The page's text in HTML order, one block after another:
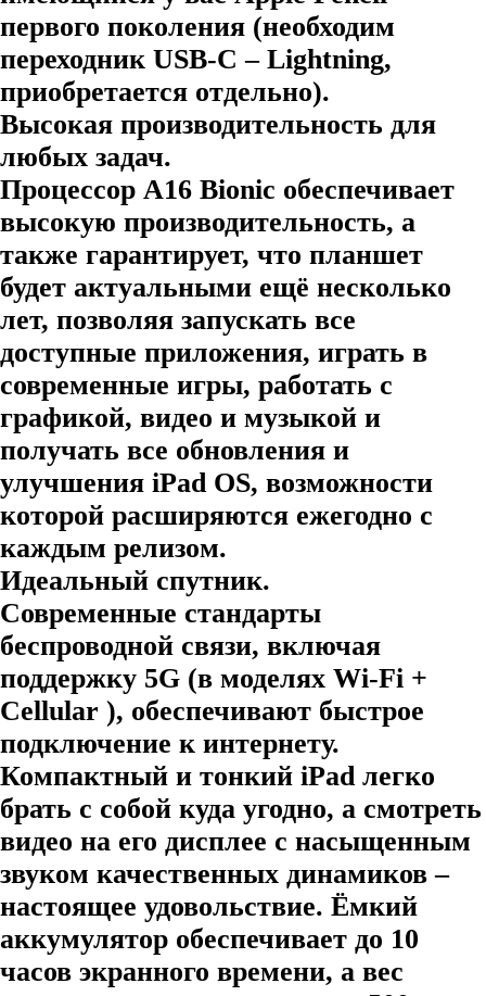
первого поколения (необходим
переходник USB-C – Lightning,
приобретается отдельно).
Высокая производительность для
любых задач.
Процессор A16 Bionic обеспечивает
высокую производительность, а
также гарантирует, что планшет
будет актуальными ещё несколько
лет, позволяя запускать все
доступные приложения, играть в
современные игры, работать с
графикой, видео и музыкой и
получать все обновления и
улучшения iPad OS, возможности
которой расширяются ежегодно с
каждым релизом.
Идеальный спутник.
Современные стандарты
беспроводной связи, включая
поддержку 5G (в моделях Wi-Fi +
Cellular ), обеспечивают быстрое
подключение к интернету.
Компактный и тонкий iPad легко
брать с собой куда угодно, а смотреть
видео на его дисплее с насыщенным
звуком качественных динамиков –
настоящее удовольствие. Ёмкий
аккумулятор обеспечивает до 10
часов экранного времени, а вес